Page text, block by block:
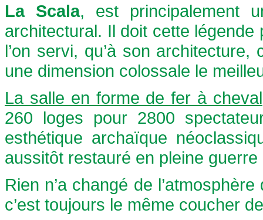
La Scala, est principalement
architectural. Il doit cette
l’on servi, qu’à son
une dimension colossale le
La salle en forme de fer à cheval
260 loges pour 2800
esthétique archaïque
aussitôt restauré en pleine
Rien n’a changé de
c’est toujours le même coucher